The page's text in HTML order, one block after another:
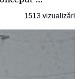
1513 vizualizări